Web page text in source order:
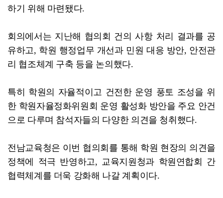
하기 위해 마련됐다.
회의에서는 지난해 협의회 건의 사항 처리 결과를 공
유하고, 학원 행정업무 개선과 민원 대응 방안, 안전관
리 협조체계 구축 등을 논의했다.
특히 학원의 자율적이고 건전한 운영 풍토 조성을 위
한 학원자율정화위원회 운영 활성화 방안을 주요 안건
으로 다루며 참석자들의 다양한 의견을 청취했다.
전남교육청은 이번 협의회를 통해 학원 현장의 의견을
정책에 적극 반영하고, 교육지원청과 학원연합회 간
협력체계를 더욱 강화해 나갈 계획이다.